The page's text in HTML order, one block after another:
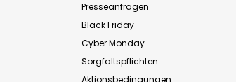
Presseanfragen
Black Friday
Cyber Monday
Sorgfaltspflichten